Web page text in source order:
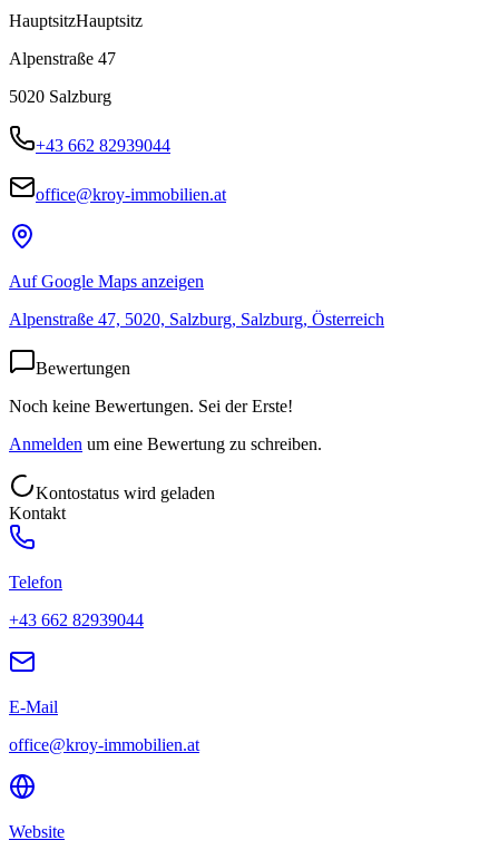
HauptsitzHauptsitz
Alpenstraße 47
5020 Salzburg
+43 662 82939044
office@kroy-immobilien.at
Auf Google Maps anzeigen
Alpenstraße 47, 5020, Salzburg, Salzburg, Österreich
Bewertungen
Noch keine Bewertungen. Sei der Erste!
Anmelden um eine Bewertung zu schreiben.
Kontostatus wird geladen
Kontakt
Telefon
+43 662 82939044
E-Mail
office@kroy-immobilien.at
Website